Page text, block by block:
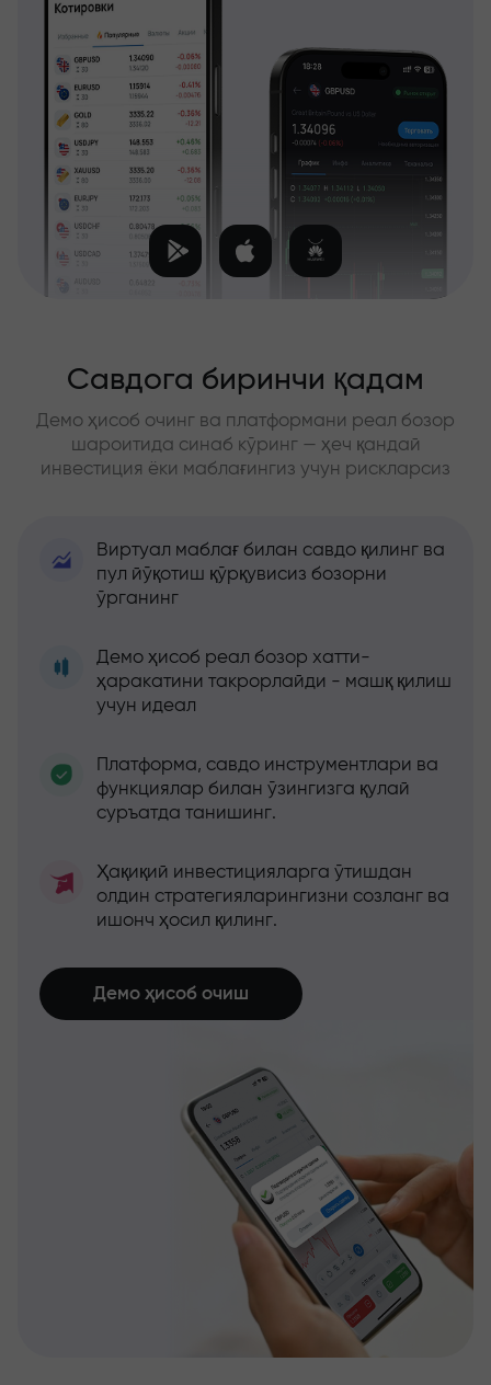
Савдога биринчи қадам
Демо ҳисоб очинг ва платформани реал бозор
шароитида синаб кўринг — ҳеч қандай
инвестиция ёки маблағингиз учун рискларсиз
Виртуал маблағ билан савдо қилинг ва
пул йўқотиш қўрқувисиз бозорни
ўрганинг
Демо ҳисоб реал бозор хатти-
ҳаракатини такрорлайди - машқ қилиш
учун идеал
Платформа, савдо инструментлари ва
функциялар билан ўзингизга қулай
суръатда танишинг.
Ҳақиқий инвестицияларга ўтишдан
олдин стратегияларингизни созланг ва
ишонч ҳосил қилинг.
Демо ҳисоб очиш